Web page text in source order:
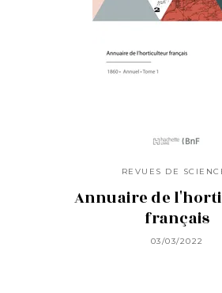
REVUES DE
Annuaire de
français
03/03/2022